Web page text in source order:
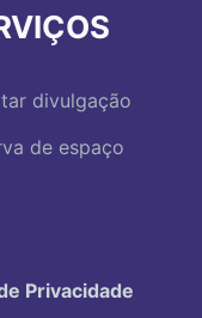
divulgação
de espaço
Privacidade